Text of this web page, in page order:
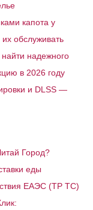
капота у
обслуживать
надежного
в 2026 году
и DLSS —
Город?
еды
ЕАЭС (ТР ТС)